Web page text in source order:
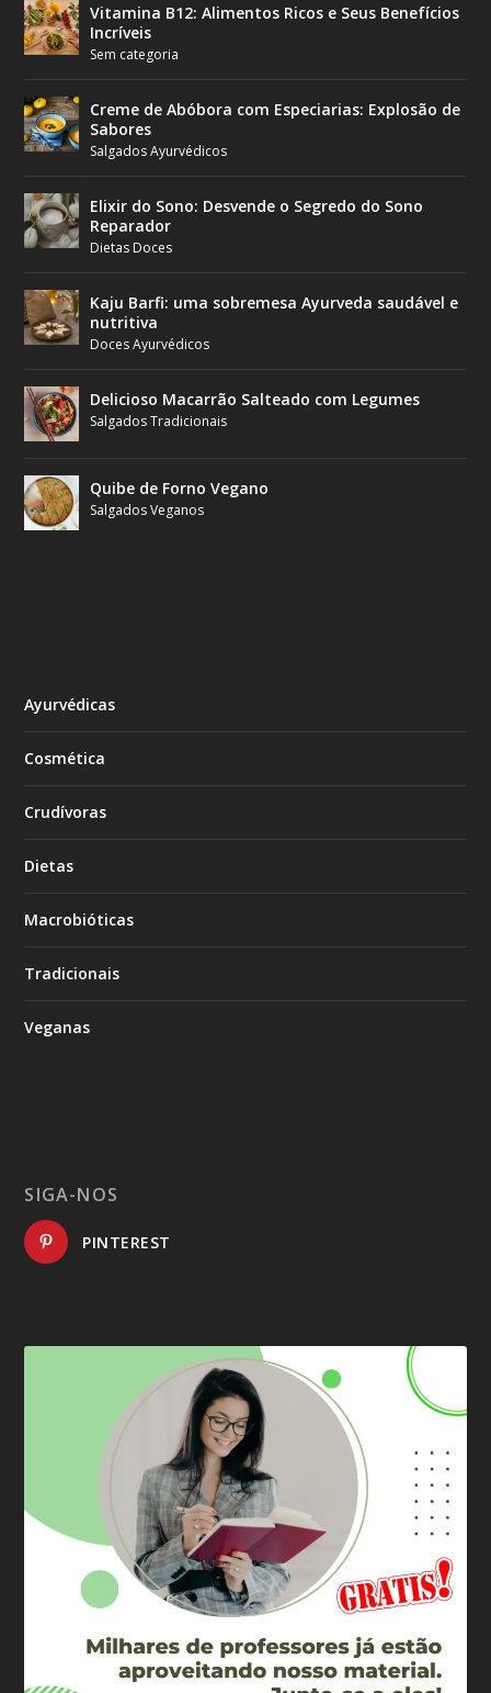
Vitamina B12: Alimentos Ricos e Seus Benefícios
Incríveis
Sem categoria
Creme de Abóbora com Especiarias: Explosão de
Sabores
Salgados Ayurvédicos
Elixir do Sono: Desvende o Segredo do Sono
Reparador
Dietas Doces
Kaju Barfi: uma sobremesa Ayurveda saudável e
nutritiva
Doces Ayurvédicos
Delicioso Macarrão Salteado com Legumes
Salgados Tradicionais
Quibe de Forno Vegano
Salgados Veganos
Ayurvédicas
Cosmética
Crudívoras
Dietas
Macrobióticas
Tradicionais
Veganas
SIGA-NOS
PINTEREST